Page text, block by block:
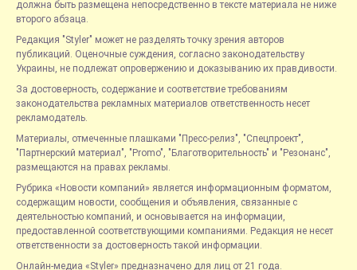
должна быть размещена непосредственно в тексте материала не ниже
второго абзаца.
Редакция "Styler" может не разделять точку зрения авторов
публикаций. Оценочные суждения, согласно законодательству
Украины, не подлежат опровержению и доказыванию их правдивости.
За достоверность, содержание и соответствие требованиям
законодательства рекламных материалов ответственность несет
рекламодатель.
Материалы, отмеченные плашками "Пресс-релиз", "Спецпроект",
"Партнерский материал", "Promo", "Благотворительность" и "Резонанс",
размещаются на правах рекламы.
Рубрика «Новости компаний» является информационным форматом,
содержащим новости, сообщения и объявления, связанные с
деятельностью компаний, и основывается на информации,
предоставленной соответствующими компаниями. Редакция не несет
ответственности за достоверность такой информации.
Онлайн-медиа «Styler» предназначено для лиц от 21 года.